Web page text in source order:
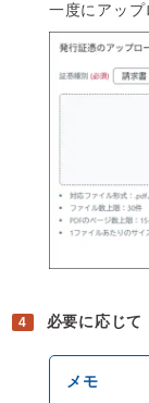
一度にアップ
必要に応じて